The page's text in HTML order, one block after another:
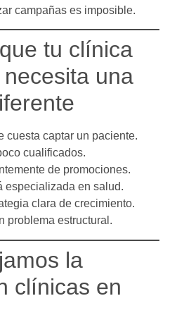
campañas es imposible.
tu clínica
una
cuesta captar un paciente.
cualificados.
de promociones.
especializada en salud.
clara de crecimiento.
problema estructural.
la
clínicas en